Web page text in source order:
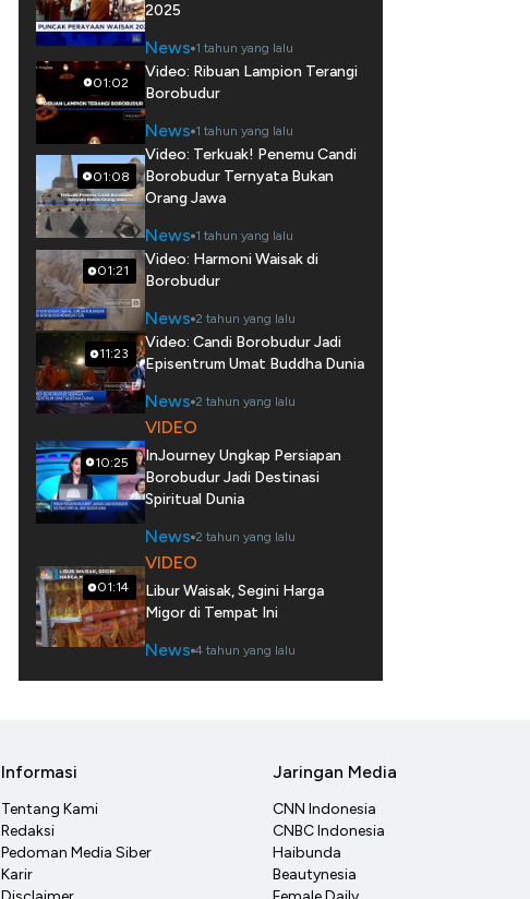
2025
News 1 tahun yang lalu
01:02
Video: Ribuan Lampion Terangi
Borobudur
News 1 tahun yang lalu
01:08
Video: Terkuak! Penemu Candi
Borobudur Ternyata Bukan
Orang Jawa
News 1 tahun yang lalu
01:21
Video: Harmoni Waisak di
Borobudur
News 2 tahun yang lalu
11:23
Video: Candi Borobudur Jadi
Episentrum Umat Buddha Dunia
News 2 tahun yang lalu
10:25
VIDEO
InJourney Ungkap Persiapan
Borobudur Jadi Destinasi
Spiritual Dunia
News 2 tahun yang lalu
01:14
VIDEO
Libur Waisak, Segini Harga
Migor di Tempat Ini
News 4 tahun yang lalu
Informasi
Tentang Kami
Redaksi
Pedoman Media Siber
Karir
Jaringan Media
CNN Indonesia
CNBC Indonesia
Haibunda
Beautynesia